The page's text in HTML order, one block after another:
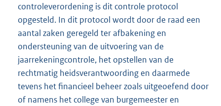
controleverordening is dit controle protocol
opgesteld. In dit protocol wordt door de raad een
aantal zaken geregeld ter afbakening en
ondersteuning van de uitvoering van de
jaarrekeningcontrole, het opstellen van de
rechtmatig heidsverantwoording en daarmede
tevens het financieel beheer zoals uitgeoefend door
of namens het college van burgemeester en